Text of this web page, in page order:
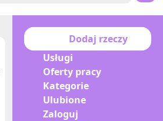
Dodaj rzeczy
Usługi
Oferty pracy
Kategorie
Ulubione
Zaloguj